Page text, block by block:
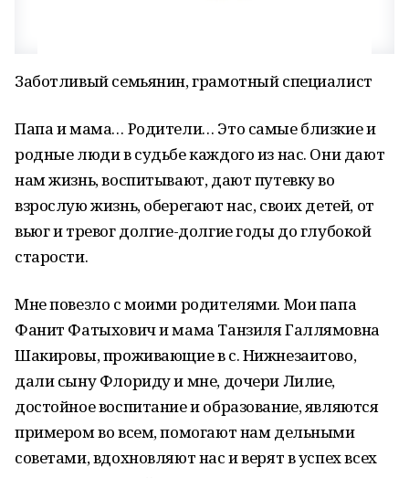
Заботливый семьянин, грамотный специалист
Папа и мама… Родители… Это самые близкие и
родные люди в судьбе каждого из нас. Они дают
нам жизнь, воспитывают, дают путевку во
взрослую жизнь, оберегают нас, своих детей, от
вьюг и тревог долгие-долгие годы до глубокой
старости.
Мне повезло с моими родителями. Мои папа
Фанит Фатыхович и мама Танзиля Галлямовна
Шакировы, проживающие в с. Нижнезаитово,
дали сыну Флориду и мне, дочери Лилие,
достойное воспитание и образование, являются
примером во всем, помогают нам дельными
советами, вдохновляют нас и верят в успех всех